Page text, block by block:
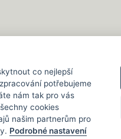
Napište nám kdykoliv!
info@gastrochemie.cz
co nejlepší
potřebujeme
nám tak pro vás
cookies
našim partnerům pro
Podrobné nastavení